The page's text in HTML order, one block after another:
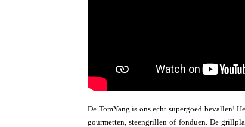
De TomYang is ons echt supergoed bevallen!
gourmetten, steengrillen of fonduen. De